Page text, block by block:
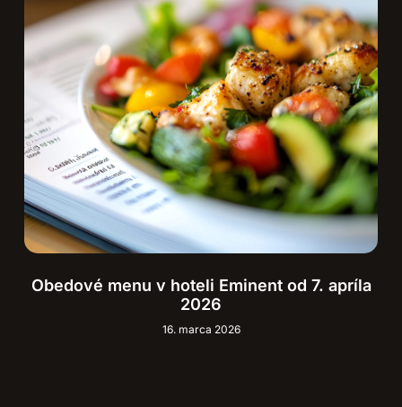
Obedové menu v hoteli Eminent od 7. apríla
2026
16. marca 2026